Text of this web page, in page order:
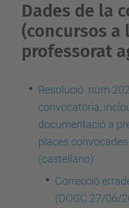
Dades de la
(concursos a
professorat
Resolució núm
convocatòria,
documentació a
places
(castellano)
Correcció
(DOGC 27/06/